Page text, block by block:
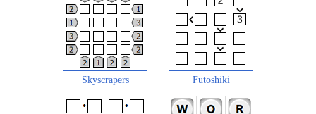
Skyscrapers Futoshiki